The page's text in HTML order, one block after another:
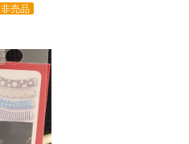
非売品